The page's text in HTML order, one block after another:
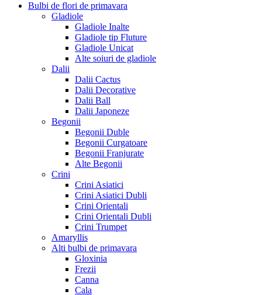
Bulbi de flori de primavara
Gladiole
Gladiole Inalte
Gladiole tip Fluture
Gladiole Unicat
Alte soiuri de gladiole
Dalii
Dalii Cactus
Dalii Decorative
Dalii Ball
Dalii Japoneze
Begonii
Begonii Duble
Begonii Curgatoare
Begonii Franjurate
Alte Begonii
Crini
Crini Asiatici
Crini Asiatici Dubli
Crini Orientali
Crini Orientali Dubli
Crini Trumpet
Amaryllis
Alti bulbi de primavara
Gloxinia
Frezii
Canna
Cala